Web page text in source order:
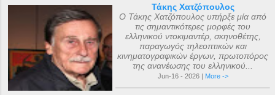
Τάκης Χατζόπουλος
Ο Τάκης Χατζόπουλος υπήρξε μία από
τις σημαντικότερες μορφές του
ελληνικού ντοκιμαντέρ, σκηνοθέτης,
παραγωγός τηλεοπτικών και
κινηματογραφικών έργων, πρωτοπόρος
της ανανέωσης του ελληνικού...
Jun-16 - 2026 | More ->